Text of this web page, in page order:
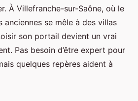
•10 min de lecture
À Villefranche-sur-Saône, où le
anciennes se mêle à des villas
son portail devient un vrai
Pas besoin d’être expert pour
quelques repères aident à